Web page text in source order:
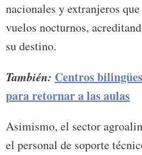
nacionales y extranjeros
vuelos nocturnos,
su destino.
También: Centros
para retornar a las aulas
Asimismo, el sector
el personal de soporte